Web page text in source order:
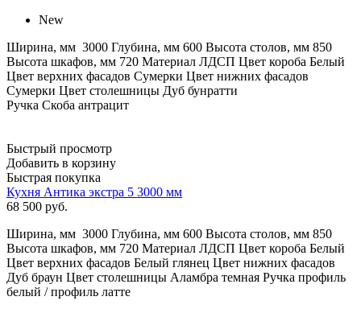
New
Ширина, мм 3000 Глубина, мм 600 Высота столов, мм 850
Высота шкафов, мм 720 Материал ЛДСП Цвет короба Белый
Цвет верхних фасадов Сумерки Цвет нижних фасадов
Сумерки Цвет столешницы Дуб бунратти
Ручка Скоба антрацит
Быстрый просмотр
Добавить в корзину
Быстрая покупка
Кухня Антика экстра 5 3000 мм
68 500 руб.
Ширина, мм 3000 Глубина, мм 600 Высота столов, мм 850
Высота шкафов, мм 720 Материал ЛДСП Цвет короба Белый
Цвет верхних фасадов Белый глянец Цвет нижних фасадов
Дуб браун Цвет столешницы Аламбра темная Ручка профиль
белый / профиль латте